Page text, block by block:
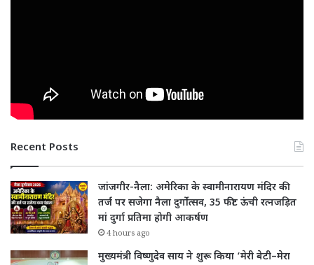
Recent Posts
जांजगीर-नैला: अमेरिका के स्वामीनारायण मंदिर की
तर्ज पर सजेगा नैला दुर्गोत्सव, 35 फीट ऊंची रत्नजड़ित
मां दुर्गा प्रतिमा होगी आकर्षण
4 hours ago
मुख्यमंत्री विष्णुदेव साय ने शुरू किया ‘मेरी बेटी–मेरा